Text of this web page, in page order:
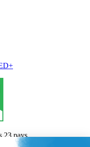
23 pays